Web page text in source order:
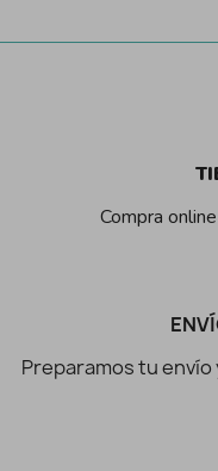
Compra
Preparamos tu